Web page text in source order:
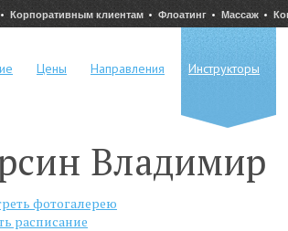
Корпоративным клиентам Флоатинг Массаж
Цены Направления Инструкторы
Владимир
фотогалерею
расписание